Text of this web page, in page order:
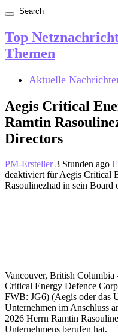
Top
Themen
Aktuelle
Aegis Critical
Ramtin
Directors
PM-Ersteller3 Stunden ago
deaktiviert für Aegis Critical
Rasoulinezhad in sein Board
Vancouver, British Columbia
Critical Energy Defence
FWB: JG6) (Aegis oder das
Unternehmen im Anschluss
2026 Herrn Ramtin
Unternehmens berufen hat.